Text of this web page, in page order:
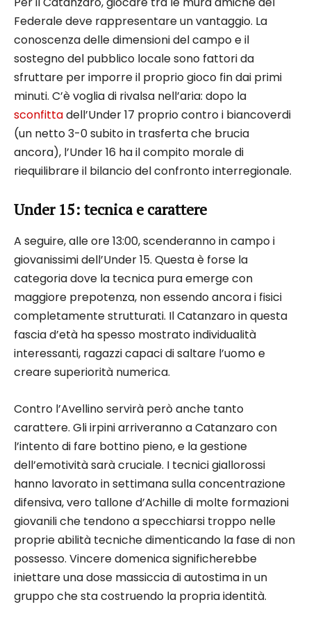
Federale deve rappresentare un vantaggio. La
conoscenza delle dimensioni del campo e il
sostegno del pubblico locale sono fattori da
sfruttare per imporre il proprio gioco fin dai primi
minuti. C’è voglia di rivalsa nell’aria: dopo la
sconfittadell’Under 17 proprio contro i biancoverdi
(un netto 3-0 subito in trasferta che brucia
ancora), l’Under 16 ha il compito morale di
riequilibrare il bilancio del confronto interregionale.
Under 15: tecnica e carattere
A seguire, alle ore 13:00, scenderanno in campo i
giovanissimi dell’Under 15. Questa è forse la
categoria dove la tecnica pura emerge con
maggiore prepotenza, non essendo ancora i fisici
completamente strutturati. Il Catanzaro in questa
fascia d’età ha spesso mostrato individualità
interessanti, ragazzi capaci di saltare l’uomo e
creare superiorità numerica.
Contro l’Avellino servirà però anche tanto
carattere. Gli irpini arriveranno a Catanzaro con
l’intento di fare bottino pieno, e la gestione
dell’emotività sarà cruciale. I tecnici giallorossi
hanno lavorato in settimana sulla concentrazione
difensiva, vero tallone d’Achille di molte formazioni
giovanili che tendono a specchiarsi troppo nelle
proprie abilità tecniche dimenticando la fase di non
possesso. Vincere domenica significherebbe
iniettare una dose massiccia di autostima in un
gruppo che sta costruendo la propria identità.